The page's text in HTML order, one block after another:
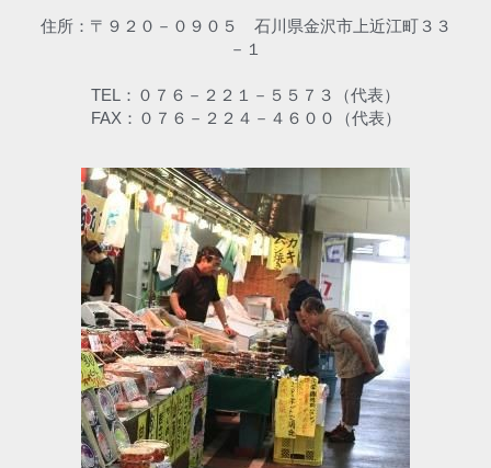
住所：〒９２０－０９０５　石川県金沢市上近江町３３
－１
TEL：０７６－２２１－５５７３（代表）
FAX：０７６－２２４－４６００（代表）